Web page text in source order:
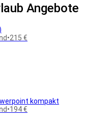
Angebote
•215 €
kompakt
•194 €